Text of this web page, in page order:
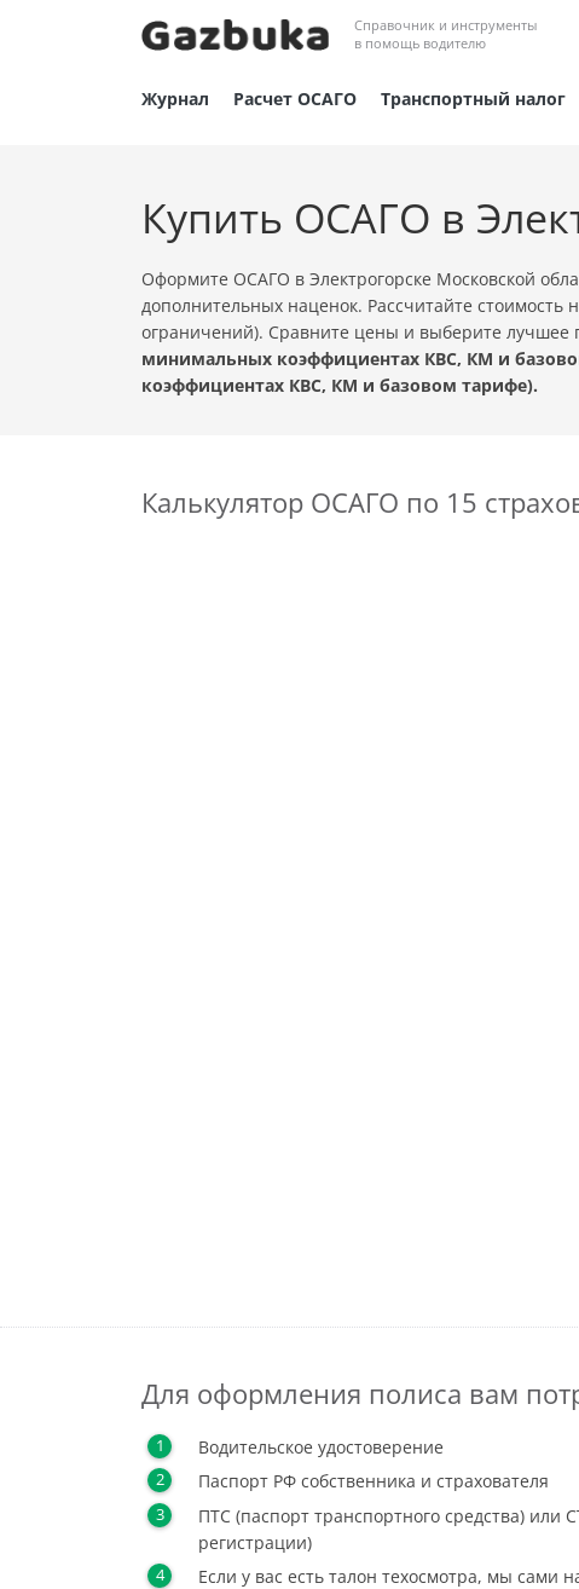
Справочник и инструменты
в помощь водителю
Журнал Расчет ОСАГО Транспортный налог
Купить ОСАГО в
Оформите ОСАГО в Электрогорске Московской
дополнительных наценок. Рассчитайте
ограничений). Сравните цены и выберите лучшее
минимальных коэффициентах КВС, КМ и
коэффициентах КВС, КМ и базовом тарифе).
Калькулятор ОСАГО по 15
Для оформления полиса вам
Водительское удостоверение
Паспорт РФ собственника и страхователя
ПТС (паспорт транспортного средства) или
регистрации)
Если у вас есть талон техосмотра, мы сами